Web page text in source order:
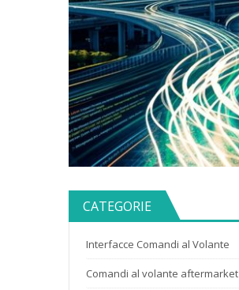
CATEGORIE
Interfacce Comandi al Volante
Comandi al volante aftermarket